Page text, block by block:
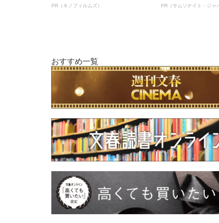
PR（キノフィルムズ） PR（サムソナイト・ジャ
おすすめ一覧